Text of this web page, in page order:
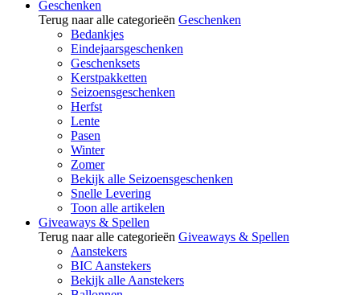
Geschenken
Terug naar alle categorieën Geschenken
Bedankjes
Eindejaarsgeschenken
Geschenksets
Kerstpakketten
Seizoensgeschenken
Herfst
Lente
Pasen
Winter
Zomer
Bekijk alle Seizoensgeschenken
Snelle Levering
Toon alle artikelen
Giveaways & Spellen
Terug naar alle categorieën Giveaways & Spellen
Aanstekers
BIC Aanstekers
Bekijk alle Aanstekers